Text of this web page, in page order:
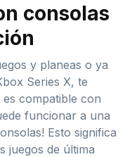
consolas
y planeas o ya
Series X, te
compatible con
funcionar a una
Esto significa
juegos de última